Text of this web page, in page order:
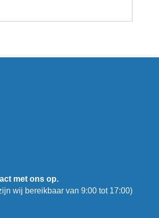
met ons op.
wij bereikbaar van 9:00 tot 17:00)